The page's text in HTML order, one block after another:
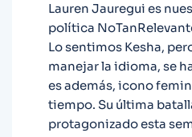
Lauren Jauregui es
política
Lo sentimos Kesha,
manejar la idioma, se
es además, icono
tiempo. Su última
protagonizado esta